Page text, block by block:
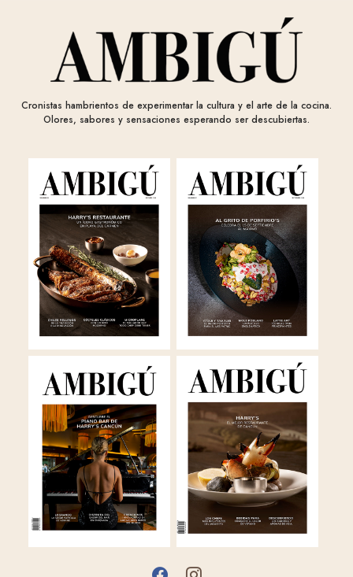
Cronistas hambrientos de experimentar la cultura y el arte de la cocina.
Olores, sabores y sensaciones esperando ser descubiertas.